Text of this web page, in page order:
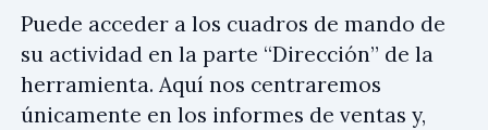
Puede acceder a los cuadros de mando de
su actividad en la parte “Dirección” de la
herramienta. Aquí nos centraremos
únicamente en los informes de ventas y,